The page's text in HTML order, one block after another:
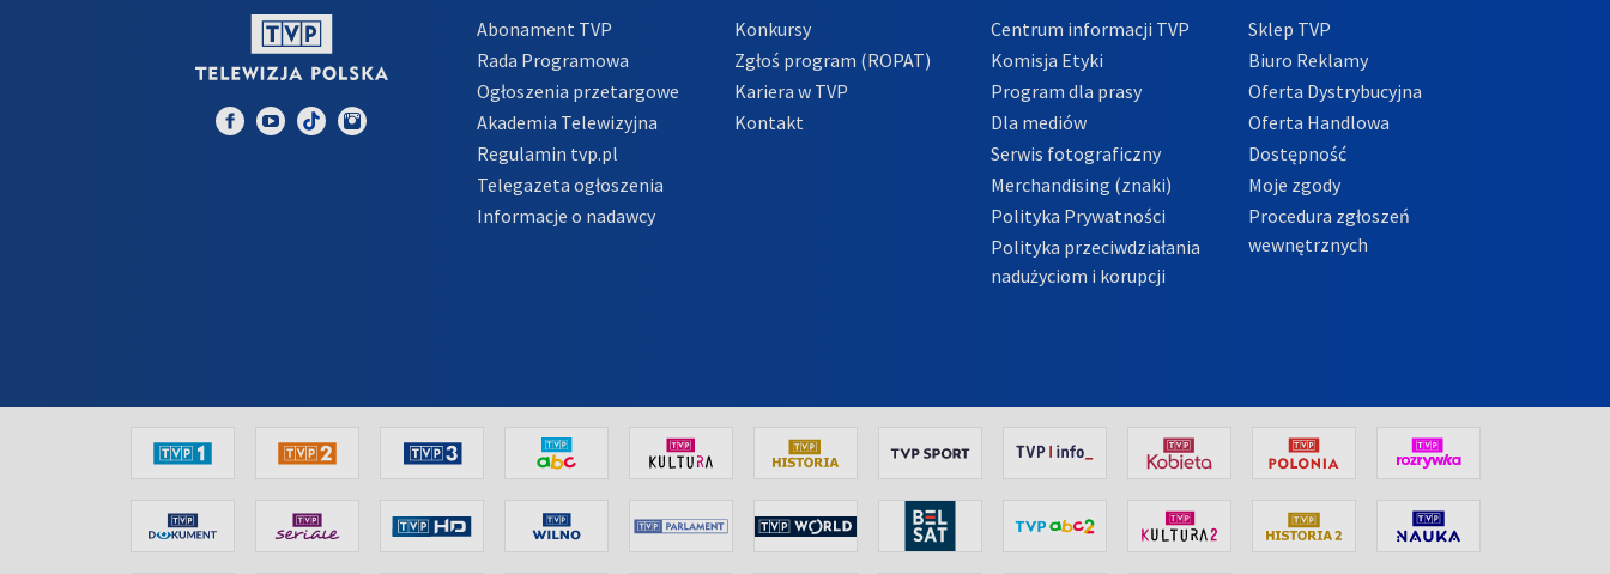
Abonament TVP
Rada Programowa
Ogłoszenia przetargowe
Akademia Telewizyjna
Regulamin tvp.pl
Telegazeta ogłoszenia
Informacje o nadawcy
Konkursy
Zgłoś program (ROPAT)
Kariera w TVP
Kontakt
Centrum informacji TVP
Komisja Etyki
Program dla prasy
Dla mediów
Serwis fotograficzny
Merchandising (znaki)
Polityka Prywatności
Polityka przeciwdziałania
nadużyciom i korupcji
Sklep TVP
Biuro Reklamy
Oferta Dystrybucyjna
Oferta Handlowa
Dostępność
Moje zgody
Procedura zgłoszeń
wewnętrznych